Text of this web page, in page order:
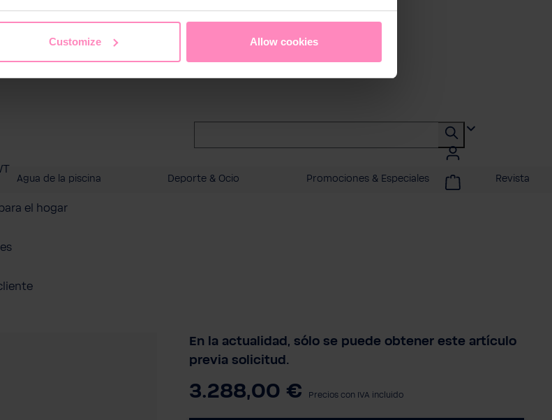
Customize Allow cookies
el hogar
Agua de la piscina Deporte & Ocio Promociones & Especiales Revista
En la actualidad, sólo se puede obtener este artículo
previa solicitud.
3.288,00 € Precios con IVA incluido